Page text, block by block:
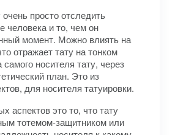
просто отследить
человека и то, чем он
момент. Можно влиять на
отражает тату на тонком
самого носителя тату, через
план. Это из
для носителя татуировки.
аспектов это то, что тату
тотемом-защитником или